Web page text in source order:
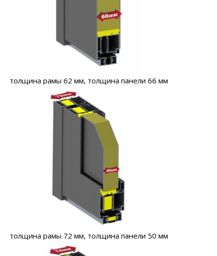
толщина рамы 62 мм, толщина панели 66 мм
толщина рамы 72 мм, толщина панели 50 мм